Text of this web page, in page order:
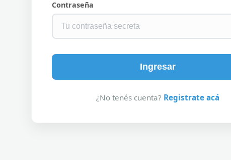
Contraseña
Ingresar
¿No tenés cuenta? Registrate acá